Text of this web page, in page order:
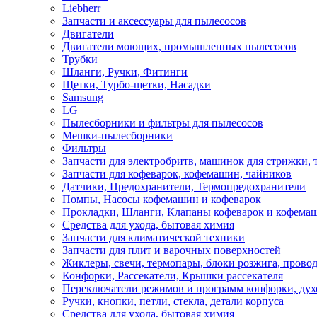
Liebherr
Запчасти и аксессуары для пылесосов
Двигатели
Двигатели моющих, промышленных пылесосов
Трубки
Шланги, Ручки, Фитинги
Щетки, Турбо-щетки, Насадки
Samsung
LG
Пылесборники и фильтры для пылесосов
Мешки-пылесборники
Фильтры
Запчасти для электробритв, машинок для стрижки,
Запчасти для кофеварок, кофемашин, чайников
Датчики, Предохранители, Термопредохранители
Помпы, Насосы кофемашин и кофеварок
Прокладки, Шланги, Клапаны кофеварок и
Средства для ухода, бытовая химия
Запчасти для климатической техники
Запчасти для плит и варочных поверхностей
Жиклеры, свечи, термопары, блоки розжига,
Конфорки, Рассекатели, Крышки рассекателя
Переключатели режимов и программ конфорки,
Ручки, кнопки, петли, стекла, детали корпуса
Средства для ухода, бытовая химия